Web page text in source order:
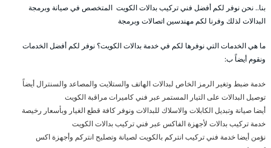
بنا.. نحن نوفر لكم أفضل فني تركيب بدالات الكويت المتخصص في صيانة وبرمجة
البدالات لذلك وفرنا لكم مهندسين اتصالات وبرمجة
ما هي الخدمات التي نوفرها لكم في خدمة بدالات الكويت؟ نوفر لكم أفضل الخدمات
ونقوم أيضاً ب:
خدمة ضبط وتغير الرمز الخاص لبدالات الهاتف والستلايت والمصاعد والسنترال أيضاً
توصيل البدالات على التيار المستمر عبر فني كاميرات مراقبة الكويت
أيضا صيانة وتبديل الكابلات والاسلاك للبدالات ونوفر كافة قطع الغيار وبأسعار رخيصة
خدمة تركيب بدالات لأجهزة الفاكس عبر فني تركيب بدالات الكويت
نؤمن أيضا خدمة فني تركيب انتركم بالكويت لصيانة وتصليح انتركم وأجهزة اكس